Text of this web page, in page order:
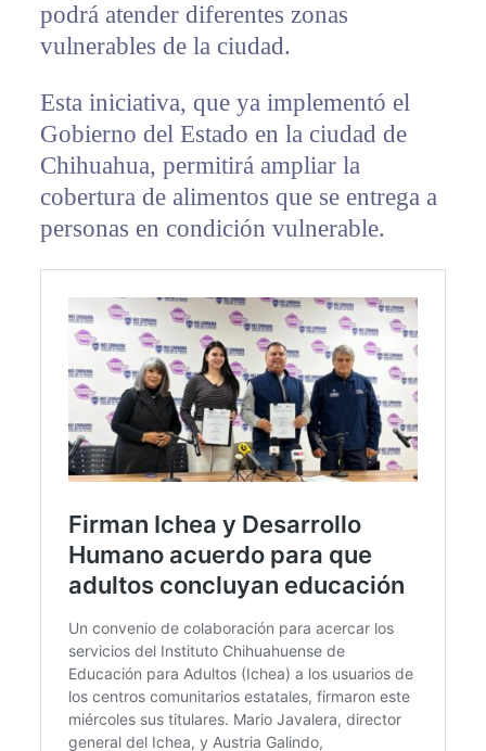
podrá atender diferentes zonas
vulnerables de la ciudad.
Esta iniciativa, que ya implementó el
Gobierno del Estado en la ciudad de
Chihuahua, permitirá ampliar la
cobertura de alimentos que se entrega a
personas en condición vulnerable.